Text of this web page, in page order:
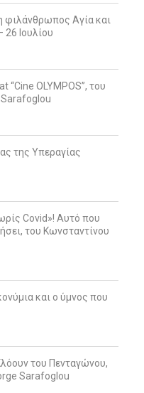
φιλάνθρωπος Αγία και
Ιουλίου
OLYMPOS”, του
της Υπεραγίας
Covid»! Αυτό που
του Κωνσταντίνου
και ο ύμνος που
του Πενταγώνου,
Sarafoglou